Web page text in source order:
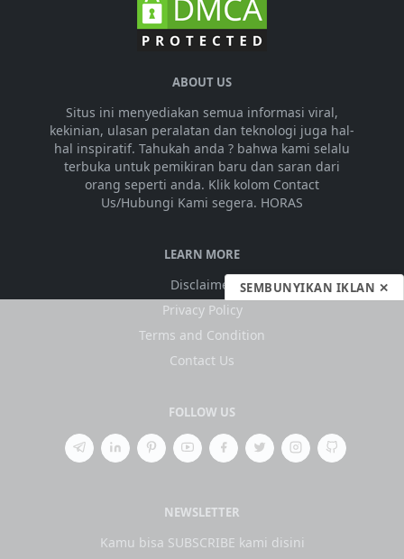
ABOUT US
Situs ini menyediakan semua informasi viral,
kekinian, ulasan peralatan dan teknologi juga hal-
hal inspiratif. Tahukah anda ? bahwa kami selalu
terbuka untuk pemikiran baru dan saran dari
orang seperti anda. Klik kolom Contact
Us/Hubungi Kami segera. HORAS
LEARN MORE
Disclaimer
Privacy Policy
Terms and Condition
Contact Us
FOLLOW US
NEWSLETTER
Kamu bisa SUBSCRIBE kami disini
SEMBUNYIKAN IKLAN ✕